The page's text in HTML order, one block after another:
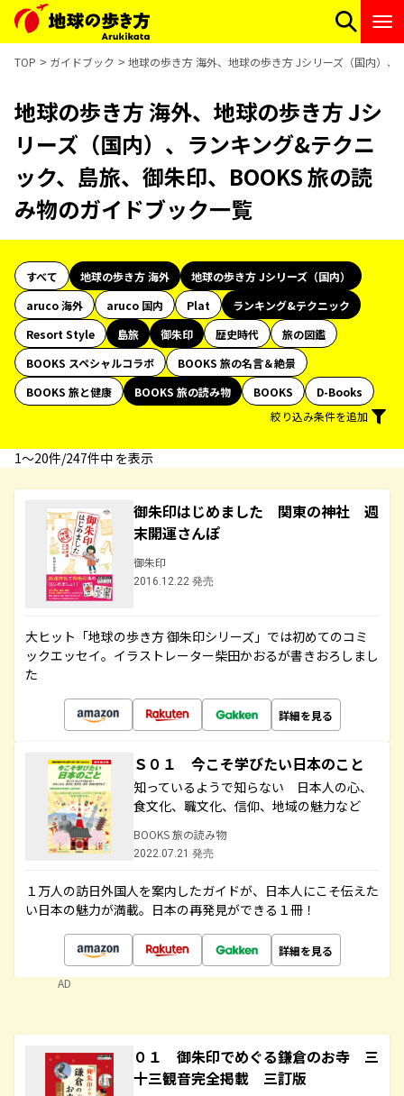
TOP ガイドブック 地球の歩き方 海外、地球の歩き方 Jシリーズ（国内）
地球の歩き方 海外、地球の歩き方 Jシ
リーズ（国内）、ランキング&テクニ
ック、島旅、御朱印、BOOKS 旅の読
み物のガイドブック一覧
すべて 地球の歩き方 海外
地球の歩き方 Jシリーズ（国内）
aruco 海外
aruco 国内 Plat
ランキング&テクニック
Resort Style
島旅 御朱印 歴史時代
旅の図鑑
BOOKS スペシャルコラボ
BOOKS 旅の名言＆絶景
BOOKS 旅と健康
BOOKS 旅の読み物 BOOKS
D-Books
絞り込み条件を追加
1〜20件/247件中 を表示
御朱印はじめました 関東の神社 週
末開運さんぽ
御朱印
2016.12.22 発売
大ヒット「地球の歩き方 御朱印シリーズ」では初めてのコミ
ックエッセイ。イラストレーター柴田かおるが書きおろしまし
た
詳細を見る
Ｓ０１ 今こそ学びたい日本のこと
知っているようで知らない 日本人の心、
食文化、職文化、信仰、地域の魅力など
BOOKS 旅の読み物
2022.07.21 発売
１万人の訪日外国人を案内したガイドが、日本人にこそ伝えた
い日本の魅力が満載。日本の再発見ができる１冊！
詳細を見る
AD
０１ 御朱印でめぐる鎌倉のお寺 三
十三観音完全掲載 三訂版